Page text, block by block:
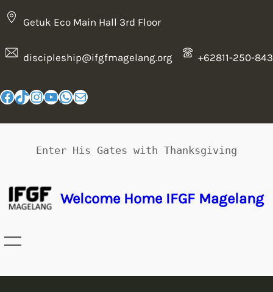
Getuk Eco Main Hall 3rd Floor
discipleship@ifgfmagelang.org +62811-250-843
Enter His Gates with Thanksgiving
Welcome Home IFGF Magelang